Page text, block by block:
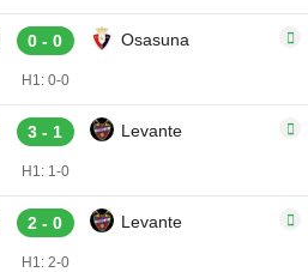
0 - 0 Osasuna
H1: 0-0
3 - 1 Levante
H1: 1-0
2 - 0 Levante
H1: 2-0